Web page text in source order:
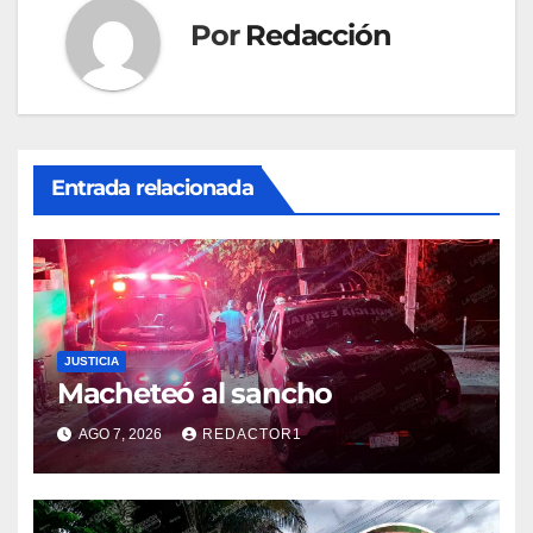
Por Redacción
Entrada relacionada
JUSTICIA
Macheteó al sancho
AGO 7, 2026 REDACTOR1